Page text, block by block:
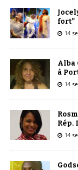
fort”
14
Alba
à
14
Rép.
14